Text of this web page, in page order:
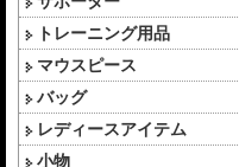
トレーニング用品
マウスピース
バッグ
レディースアイテム
小物